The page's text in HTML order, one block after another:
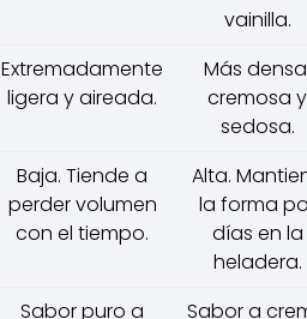
vainilla.
Extremadamente
ligera y aireada.
Más
cremosa y
sedosa.
Baja. Tiende a
perder volumen
con el tiempo.
Alta.
la forma
días en la
heladera.
Sabor puro a
Sabor a